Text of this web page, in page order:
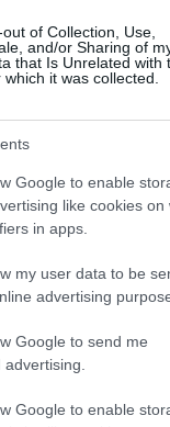
of Collection, Use,
and/or Sharing of
that Is Unrelated with
it was collected.
Google to enable
like cookies on
in apps.
my user data to be
advertising
Google to send me
Google to enable
σκάνδαλα» – Τι